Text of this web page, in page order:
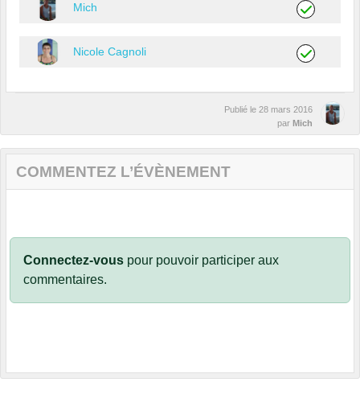
Mich
Nicole Cagnoli
Publié le 28 mars 2016
par Mich
COMMENTEZ L’ÉVÈNEMENT
Connectez-vous pour pouvoir participer aux
commentaires.